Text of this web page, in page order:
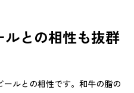
との相性も抜群
ルとの相性です。和牛の脂の